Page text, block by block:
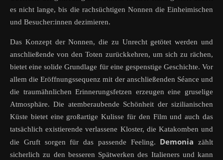
es nicht lange, bis die rachsüchtigen Nonnen die Einheimischen
und Besucher:innen dezimieren.
Das Konzept der Nonnen, die zu Unrecht getötet werden und
anschließende von den Toten zurückkehren, um sich zu rächen,
bietet eine solide Grundlage für eine gespenstige Geschichte. Vor
allem die Eröffnungssequenz mit der anschließenden Séance und
die traumähnlichen Erinnerungsfetzen erzeugen eine gruselige
Atmosphäre. Die atemberaubende Schönheit der sizilianischen
Küste bietet eine großartige Kulisse für den Film und auch das
tatsächlich existierende verlassene Kloster, die Katakomben und
die Gruft sorgen für das passende Feeling. Demonia zählt
sicherlich zu den besseren Spätwerken des Italieners und kann